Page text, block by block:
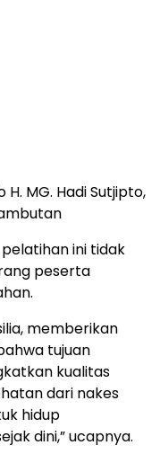
H. MG. Hadi Sutjipto,
ini tidak
peserta
memberikan
tujuan
kualitas
dari nakes
hidup
dini,” ucapnya.